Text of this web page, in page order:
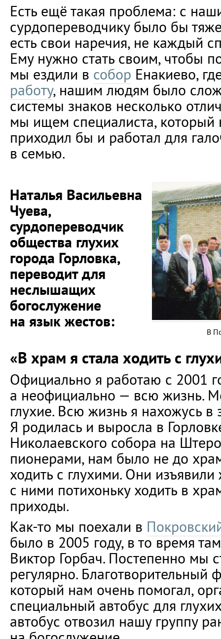
Есть ещё такая проблема: с
сурдопереводчику было бы
есть свои наречия, не каждый
Ему нужно стать своим, чтобы
мы ездили в собор Енакиево,
работу, нашим людям было
системы знаков несколько
мы ищем специалиста, который
приходил бы и работал для
в семью.
В
Наталья Васильевна
Чуева,
сурдопереводчик
общества глухих
города Горловка,
переводит для
неслышащих
богослужение
на язык жестов:
«В храм я стала ходить с
Официально я работаю с 2001
а неофициально — всю жизнь.
глухие. Всю жизнь я нахожусь в
Я родилась и выросла в
Николаевского собора на
пионерами, нам было не до
ходить с глухими. Они
с ними потихоньку ходить в
приходы.
Как-то мы поехали в
было в 2005 году, в то время
Виктор Горбач. Постепенно мы
регулярно. Благотворительный
который нам очень помогал,
специальный автобус для
автобус отвозил нашу группу